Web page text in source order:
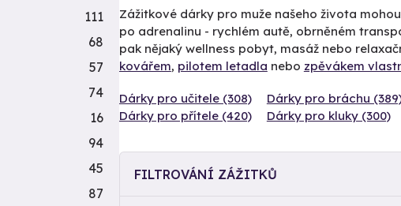
Zážitkové dárky pro muže našeho života
po adrenalinu - rychlém autě, obrněném
pak nějaký wellness pobyt, masáž nebo
kovářem, pilotem letadla nebo zpěvákem
Dárky pro učitele (308) Dárky pro bráchu
Dárky pro přítele (420)
Dárky pro kluky (300)
FILTROVÁNÍ ZÁŽITKŮ
111
68
57
74
16
94
45
87